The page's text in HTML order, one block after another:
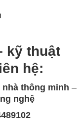
kỹ thuật
hệ:
nhà thông minh –
nghệ